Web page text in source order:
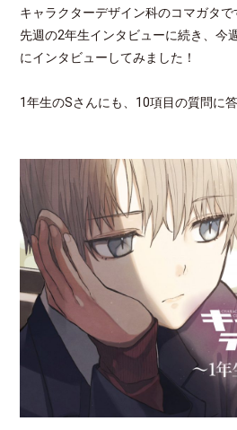
キャラクターデザイン科のコマガタで
先週の2年生インタビューに続き、今
にインタビューしてみました！
1年生のSさんにも、10項目の質問に